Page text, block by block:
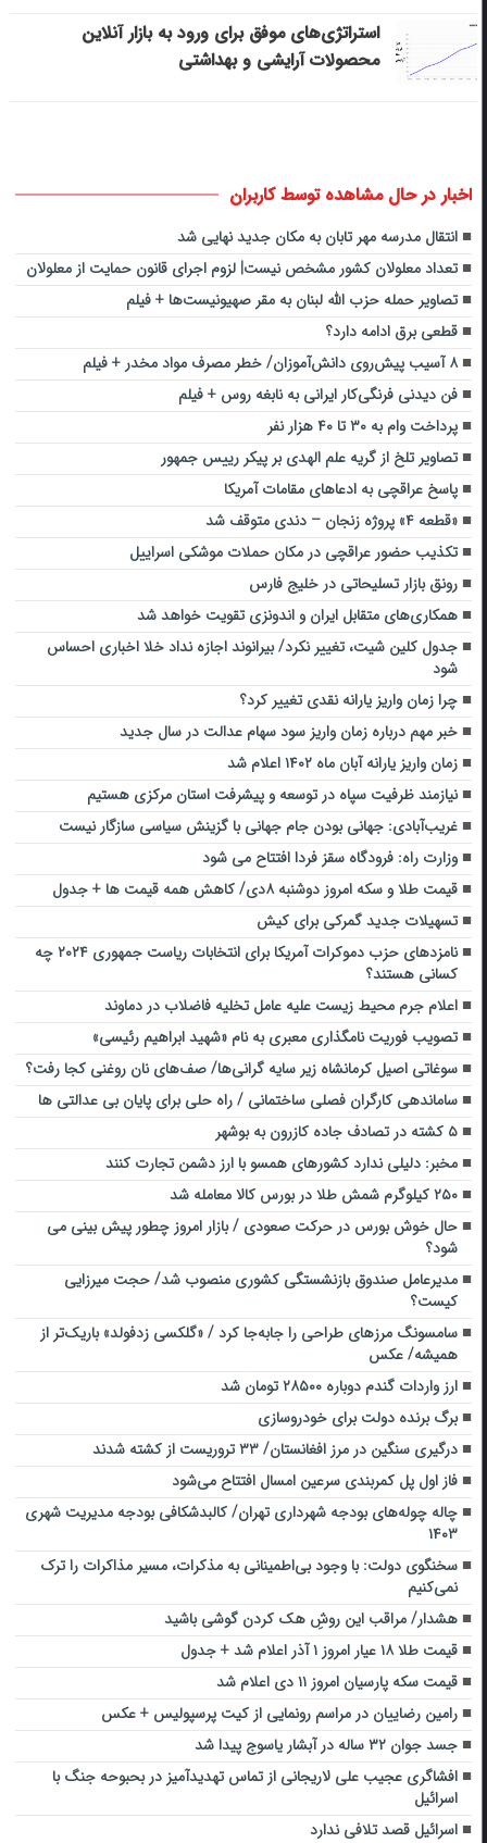
استراتژی‌های موفق برای ورود به بازار آنلاین
محصولات آرایشی و بهداشتی
اخبار در حال مشاهده توسط کاربران
انتقال مدرسه مهر تابان به مکان جدید نهایی شد
تعداد معلولان کشور مشخص نیست| لزوم اجرای قانون حمایت از معلولان
تصاویر حمله حزب الله لبنان به مقر صهیونیست‌ها + فیلم
قطعی برق ادامه دارد؟
۸ آسیب پیش‌روی دانش‌آموزان/ خطر مصرف مواد مخدر + فیلم
فن دیدنی فرنگی‌کار ایرانی به نابغه روس + فیلم
پرداخت وام به ۳۰ تا ۴۰ هزار نفر
تصاویر تلخ از گریه علم الهدی بر پیکر رییس جمهور
پاسخ عراقچی به ادعاهای مقامات آمریکا
«قطعه ۴» پروژه زنجان – دندی متوقف شد
تکذیب حضور عراقچی در مکان حملات موشکی اسراییل
رونق بازار تسلیحاتی در خلیج فارس
همکاری‌های متقابل ایران و اندونزی تقویت خواهد شد
جدول کلین شیت، تغییر نکرد/ بیرانوند اجازه نداد خلا اخباری احساس
شود
چرا زمان واریز یارانه‌ نقدی تغییر کرد؟
خبر مهم درباره زمان واریز سود سهام عدالت در سال جدید
زمان واریز یارانه آبان ماه ۱۴۰۲ اعلام شد
نیازمند ظرفیت سپاه در توسعه و پیشرفت استان مرکزی هستیم
غریب‌آبادی: جهانی بودن جام جهانی با گزینش سیاسی سازگار نیست
وزارت راه:‌ فرودگاه سقز فردا افتتاح می شود
قیمت طلا و سکه امروز دوشنبه ۸دی/ کاهش همه قیمت ها + جدول
تسهیلات جدید گمرکی برای کیش
نامزدهای حزب دموکرات آمریکا برای انتخابات ریاست جمهوری ۲۰۲۴ چه
کسانی هستند؟
اعلام جرم محیط زیست علیه عامل تخلیه فاضلاب در دماوند
تصویب فوریت نامگذاری معبری به نام «شهید ابراهیم رئیسی»
سوغاتی اصیل کرمانشاه زیر سایه گرانی‌ها/ صف‌های نان روغنی کجا رفت؟
ساماندهی کارگران فصلی ساختمانی / راه‌ حلی برای پایان بی‌ عدالتی ها
۵ کشته در تصادف جاده کازرون به بوشهر
مخبر: دلیلی ندارد کشورهای همسو با ارز دشمن تجارت کنند
۲۵۰ کیلوگرم شمش طلا در بورس کالا معامله شد
حال خوش بورس در حرکت صعودی / بازار امروز چطور پیش بینی می
شود؟
مدیرعامل صندوق بازنشستگی کشوری منصوب شد/ حجت میرزایی
کیست؟
سامسونگ مرزهای طراحی را جابه‌جا کرد / «گلکسی زدفولد» باریک‌تر از
همیشه/ عکس
ارز واردات گندم دوباره ۲۸۵۰۰ تومان شد
برگ برنده دولت برای خودروسازی
درگیری سنگین در مرز افغانستان/ ۳۳ تروریست از کشته شدند
فاز اول پل کمربندی سرعین امسال افتتاح می‌شود
چاله چوله‌های بودجه شهرداری تهران/ کالبدشکافی بودجه مدیریت شهری
۱۴۰۳
سخنگوی دولت: با وجود بی‌اطمینانی به مذکرات، مسیر مذاکرات را ترک
نمی‌کنیم
هشدار/ مراقب این روشِ هک کردن گوشی باشید
قیمت طلا ۱۸ عیار امروز ۱ آذر اعلام شد + جدول
قیمت سکه پارسیان امروز ۱۱ دی اعلام شد
رامین رضاییان در مراسم رونمایی از کیت پرسپولیس + عکس
جسد جوان ۳۲ ساله در آبشار یاسوج پیدا شد
افشاگری عجیب علی لاریجانی از تماس تهدیدآمیز در بحبوحه جنگ با
اسرائیل
اسرائیل قصد تلافی ندارد